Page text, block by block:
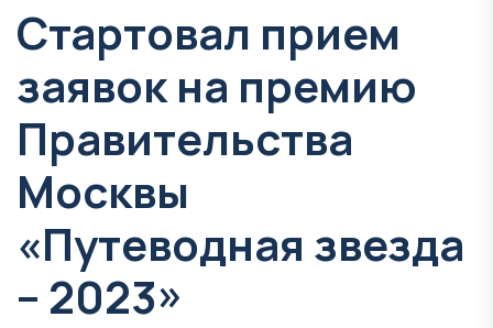
Стартовал прием
заявок на премию
Правительства
Москвы
«Путеводная звезда
– 2023»